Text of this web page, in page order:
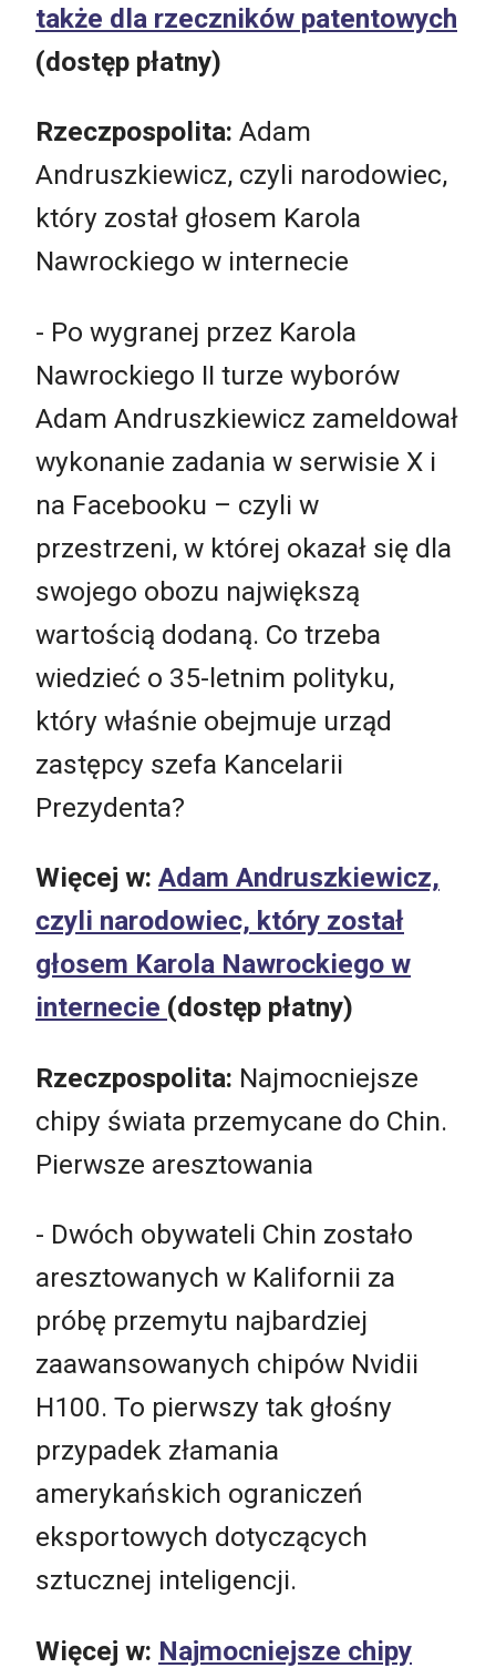
także dla rzeczników patentowych
(dostęp płatny)
Rzeczpospolita: Adam
Andruszkiewicz, czyli narodowiec,
który został głosem Karola
Nawrockiego w internecie
- Po wygranej przez Karola
Nawrockiego II turze wyborów
Adam Andruszkiewicz zameldował
wykonanie zadania w serwisie X i
na Facebooku – czyli w
przestrzeni, w której okazał się dla
swojego obozu największą
wartością dodaną. Co trzeba
wiedzieć o 35-letnim polityku,
który właśnie obejmuje urząd
zastępcy szefa Kancelarii
Prezydenta?
Więcej w: Adam Andruszkiewicz,
czyli narodowiec, który został
głosem Karola Nawrockiego w
internecie (dostęp płatny)
Rzeczpospolita: Najmocniejsze
chipy świata przemycane do Chin.
Pierwsze aresztowania
- Dwóch obywateli Chin zostało
aresztowanych w Kalifornii za
próbę przemytu najbardziej
zaawansowanych chipów Nvidii
H100. To pierwszy tak głośny
przypadek złamania
amerykańskich ograniczeń
eksportowych dotyczących
sztucznej inteligencji.
Więcej w: Najmocniejsze chipy